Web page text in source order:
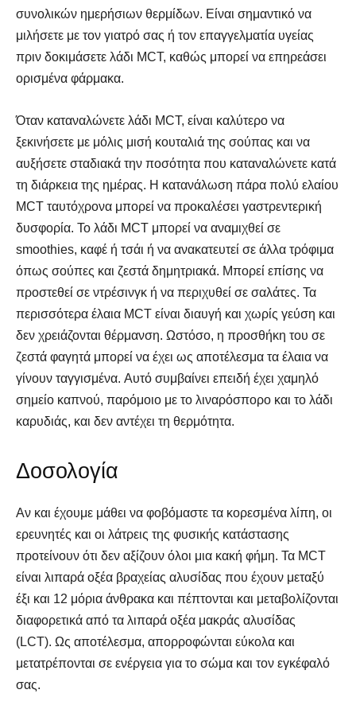
συνολικών ημερήσιων θερμίδων. Είναι σημαντικό να
μιλήσετε με τον γιατρό σας ή τον επαγγελματία υγείας
πριν δοκιμάσετε λάδι MCT, καθώς μπορεί να επηρεάσει
ορισμένα φάρμακα.
Όταν καταναλώνετε λάδι MCT, είναι καλύτερο να
ξεκινήσετε με μόλις μισή κουταλιά της σούπας και να
αυξήσετε σταδιακά την ποσότητα που καταναλώνετε κατά
τη διάρκεια της ημέρας. Η κατανάλωση πάρα πολύ ελαίου
MCT ταυτόχρονα μπορεί να προκαλέσει γαστρεντερική
δυσφορία. Το λάδι MCT μπορεί να αναμιχθεί σε
smoothies, καφέ ή τσάι ή να ανακατευτεί σε άλλα τρόφιμα
όπως σούπες και ζεστά δημητριακά. Μπορεί επίσης να
προστεθεί σε ντρέσινγκ ή να περιχυθεί σε σαλάτες. Τα
περισσότερα έλαια MCT είναι διαυγή και χωρίς γεύση και
δεν χρειάζονται θέρμανση. Ωστόσο, η προσθήκη του σε
ζεστά φαγητά μπορεί να έχει ως αποτέλεσμα τα έλαια να
γίνουν ταγγισμένα. Αυτό συμβαίνει επειδή έχει χαμηλό
σημείο καπνού, παρόμοιο με το λιναρόσπορο και το λάδι
καρυδιάς, και δεν αντέχει τη θερμότητα.
Δοσολογία
Αν και έχουμε μάθει να φοβόμαστε τα κορεσμένα λίπη, οι
ερευνητές και οι λάτρεις της φυσικής κατάστασης
προτείνουν ότι δεν αξίζουν όλοι μια κακή φήμη. Τα MCT
είναι λιπαρά οξέα βραχείας αλυσίδας που έχουν μεταξύ
έξι και 12 μόρια άνθρακα και πέπτονται και μεταβολίζονται
διαφορετικά από τα λιπαρά οξέα μακράς αλυσίδας
(LCT). Ως αποτέλεσμα, απορροφώνται εύκολα και
μετατρέπονται σε ενέργεια για το σώμα και τον εγκέφαλό
σας.